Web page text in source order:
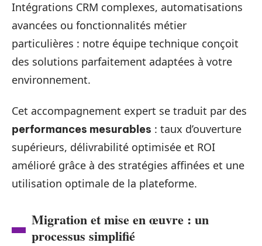
Intégrations CRM complexes, automatisations
avancées ou fonctionnalités métier
particulières : notre équipe technique conçoit
des solutions parfaitement adaptées à votre
environnement.
Cet accompagnement expert se traduit par des
performances mesurables : taux d’ouverture
supérieurs, délivrabilité optimisée et ROI
amélioré grâce à des stratégies affinées et une
utilisation optimale de la plateforme.
Migration et mise en œuvre : un
processus simplifié